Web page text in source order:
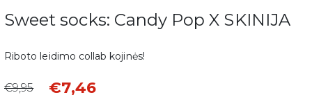
Sweet socks: Candy Pop X SKINIJA
Riboto leidimo collab kojinės!
€9,95 €7,46